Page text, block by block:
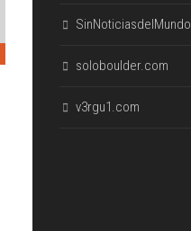
SinNoticiasdelMundo
soloboulder.com
v3rgu1.com